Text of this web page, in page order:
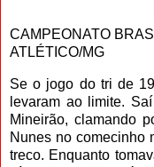
CAMPEONATO
ATLÉTICO/MG
Se o jogo do tri de
levaram ao limite.
Mineirão, clamando
Nunes no comecinho
treco. Enquanto